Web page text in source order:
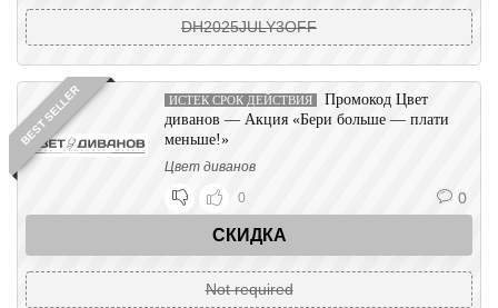
DH2025JULY3OFF
BEST SELLER ИСТЕК СРОК ДЕЙСТВИЯ
Промокод Цвет
диванов — Акция «Бери больше — плати
меньше!»
Цвет диванов
0
0
СКИДКА
Not required